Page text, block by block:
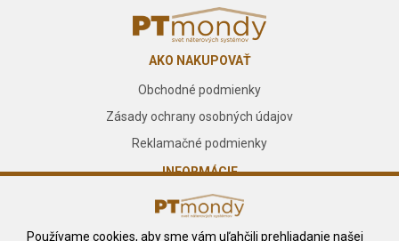
AKO NAKUPOVAŤ
Obchodné podmienky
Zásady ochrany osobných údajov
Reklamačné podmienky
INFORMÁCIE
O nás
Používame cookies, aby sme vám uľahčili prehliadanie našej